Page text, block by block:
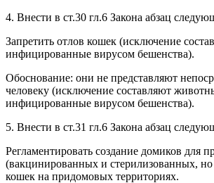
4. Внести в ст.30 гл.6 Закона абзац
Запретить отлов кошек (исключение
инфицированные вирусом бешенства).
Обоснование: они не представляют
человеку (исключение составляют
инфицированные вирусом бешенства).
5. Внести в ст.31 гл.6 Закона абзац
Регламентировать создание домиков для
(вакцинированных и стерилизованных, но
кошек на придомовых территориях.